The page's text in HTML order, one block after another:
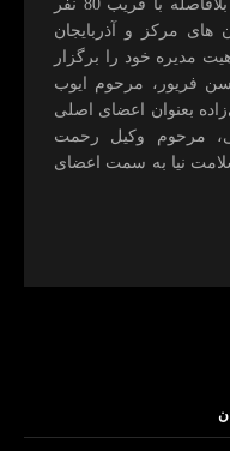
كيفيت اخذ پروانه وكالت دادگستری بلافاصله با قريب 80 نفر
های مركز و آذربايجان
انتخابات هيت مديره خود را برگزار
فريور، مرحوم ايوب
بعنوان اعضای اصلی
مرحوم وکیل رحمت
نيا به سمت اعضای